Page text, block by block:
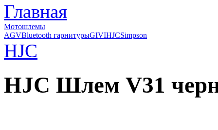
Главная
Мотошлемы
AGVBluetooth гарнитурыGIVIHJCSimpson
HJC
HJC Шлем V31